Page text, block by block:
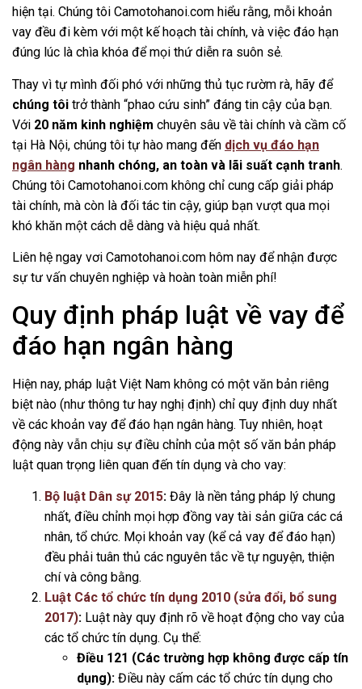
hiện tại. Chúng tôi Camotohanoi.com hiểu rằng, mỗi khoản
vay đều đi kèm với một kế hoạch tài chính, và việc đáo hạn
đúng lúc là chìa khóa để mọi thứ diễn ra suôn sẻ.
Thay vì tự mình đối phó với những thủ tục rườm rà, hãy để
chúng tôi trở thành “phao cứu sinh” đáng tin cậy của bạn.
Với 20 năm kinh nghiệm chuyên sâu về tài chính và cầm cố
tại Hà Nội, chúng tôi tự hào mang đến dịch vụ đáo hạn
ngân hàng nhanh chóng, an toàn và lãi suất cạnh tranh.
Chúng tôi Camotohanoi.com không chỉ cung cấp giải pháp
tài chính, mà còn là đối tác tin cậy, giúp bạn vượt qua mọi
khó khăn một cách dễ dàng và hiệu quả nhất.
Liên hệ ngay vơi Camotohanoi.com hôm nay để nhận được
sự tư vấn chuyên nghiệp và hoàn toàn miễn phí!
Quy định pháp luật về vay để
đáo hạn ngân hàng
Hiện nay, pháp luật Việt Nam không có một văn bản riêng
biệt nào (như thông tư hay nghị định) chỉ quy định duy nhất
về các khoản vay để đáo hạn ngân hàng. Tuy nhiên, hoạt
động này vẫn chịu sự điều chỉnh của một số văn bản pháp
luật quan trọng liên quan đến tín dụng và cho vay:
Bộ luật Dân sự 2015: Đây là nền tảng pháp lý chung
nhất, điều chỉnh mọi hợp đồng vay tài sản giữa các cá
nhân, tổ chức. Mọi khoản vay (kể cả vay để đáo hạn)
đều phải tuân thủ các nguyên tắc về tự nguyện, thiện
chí và công bằng.
Luật Các tổ chức tín dụng 2010 (sửa đổi, bổ sung
2017): Luật này quy định rõ về hoạt động cho vay của
các tổ chức tín dụng. Cụ thể:
Điều 121 (Các trường hợp không được cấp tín
dụng): Điều này cấm các tổ chức tín dụng cho